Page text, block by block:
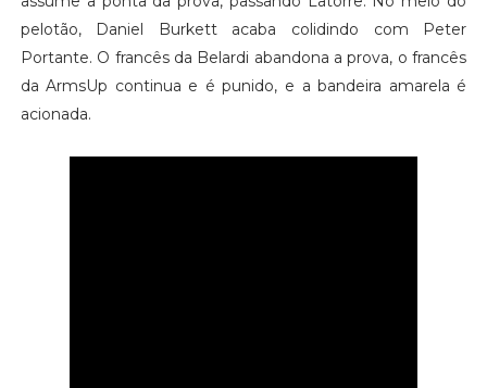
pelotão, Daniel Burkett acaba colidindo com Peter
Portante. O francês da Belardi abandona a prova, o francês
da ArmsUp continua e é punido, e a bandeira amarela é
acionada.